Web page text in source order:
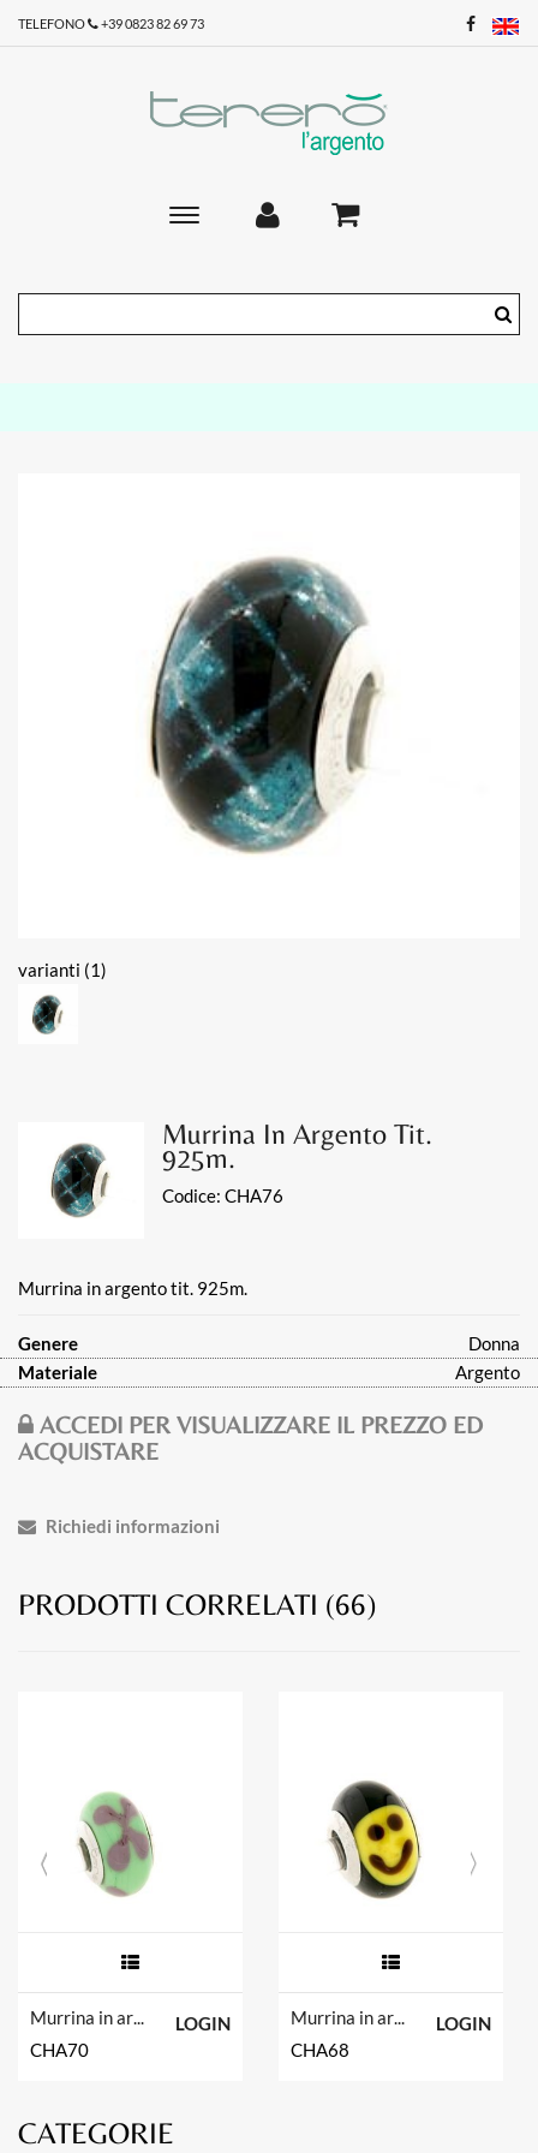
TELEFONO +39 0823 82 69 73
Toggle
varianti (1)
Murrina In Argento Tit.
925m.
Codice: CHA76
Murrina in argento tit. 925m.
Genere
Donna
Materiale
Argento
ACCEDI PER VISUALIZZARE IL PREZZO ED
ACQUISTARE
Richiedi informazioni
PRODOTTI CORRELATI (66)
Murrina in argento tit. 925m.
CHA70
LOGIN
Murrina in argento tit. 925m.
CHA68
LOGIN
CATEGORIE